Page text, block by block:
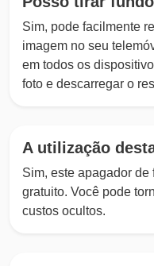
Sim, pode facilmente
imagem no seu
em todos os
foto e descarregar o
A utilização
Sim, este apagador de
gratuito. Você pode
custos ocultos.